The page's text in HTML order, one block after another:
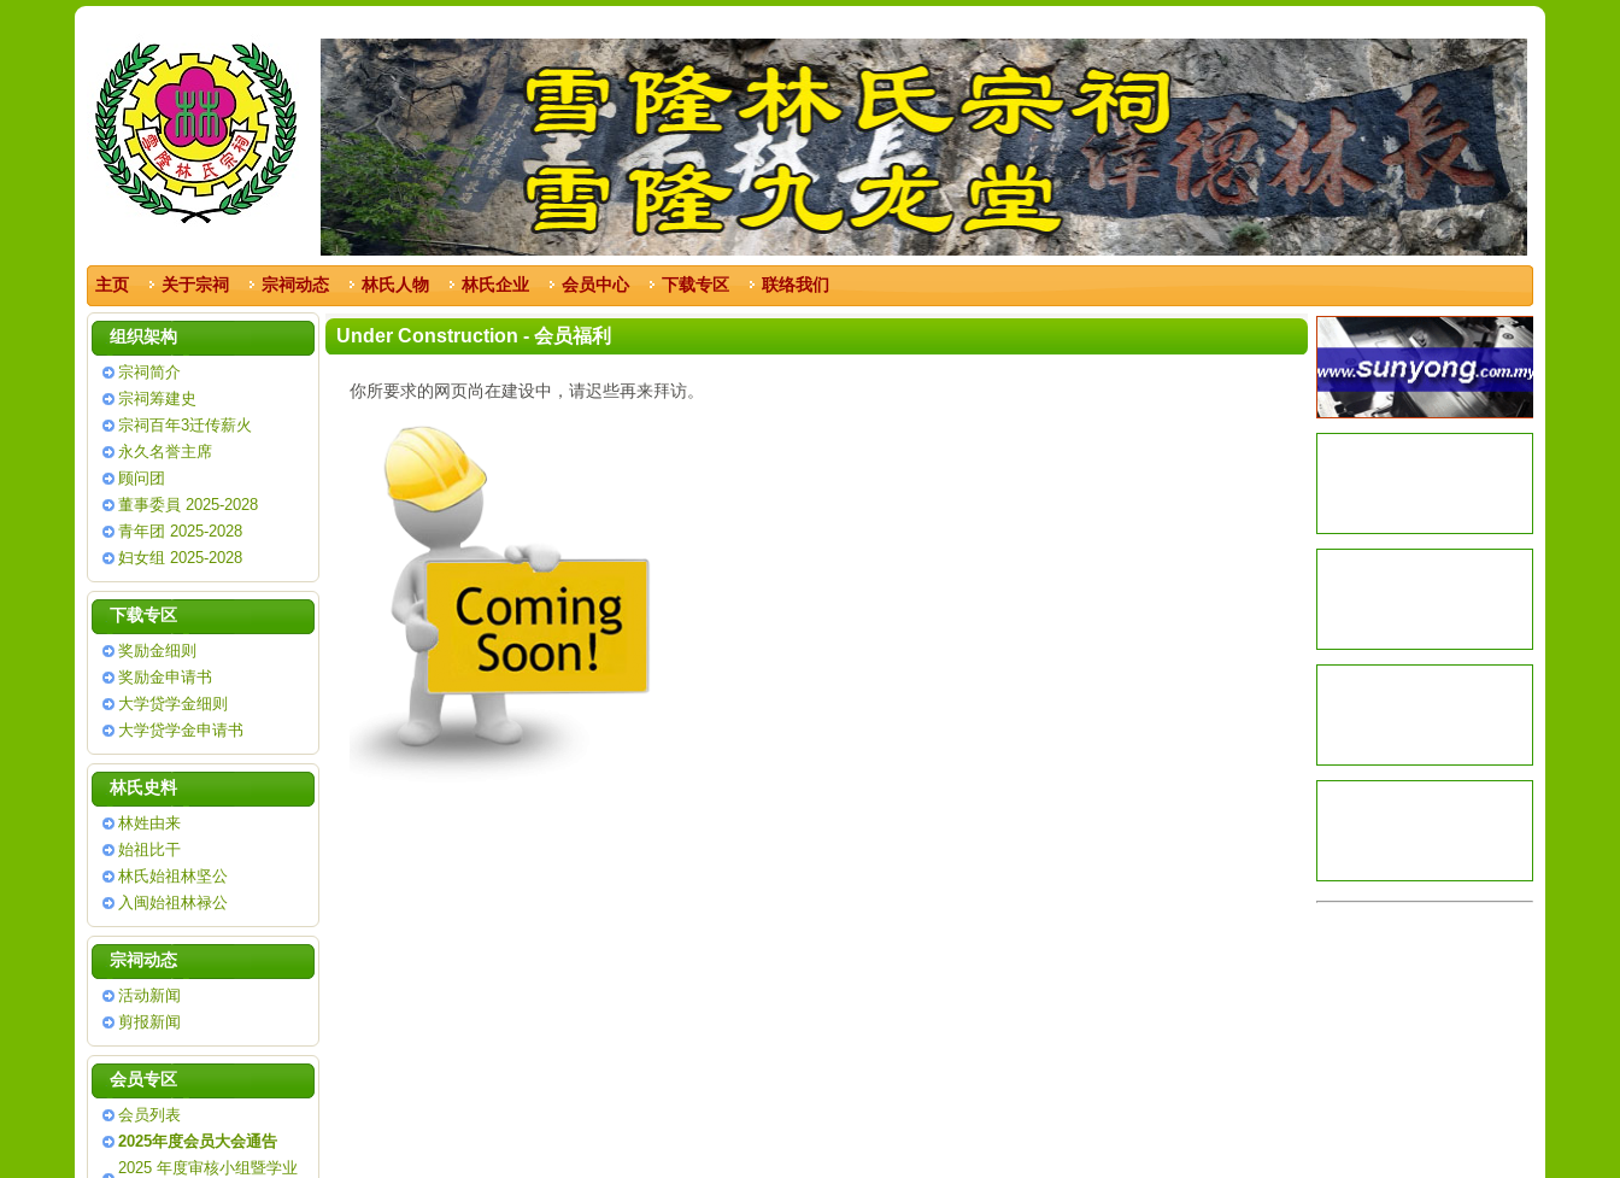
主页 关于宗祠 宗祠动态 林氏人物 林氏企业 会员中心 下载专区 联络我们
组织架构
宗祠简介
宗祠筹建史
宗祠百年3迁传薪火
永久名誉主席
顾问团
董事委員 2025-2028
青年团 2025-2028
妇女组 2025-2028
下载专区
奖励金细则
奖励金申请书
大学贷学金细则
大学贷学金申请书
林氏史料
林姓由来
始祖比干
林氏始祖林坚公
入闽始祖林禄公
宗祠动态
活动新闻
剪报新闻
会员专区
会员列表
2025年度会员大会通告
2025 年度审核小组暨学业
Under Construction - 会员福利
你所要求的网页尚在建设中，请迟些再来拜访。